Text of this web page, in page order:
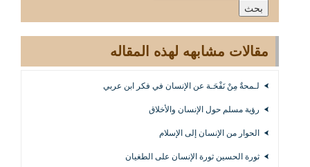
مقالات مشابهه لهذه المقاله
لـمحةٌ مِنْ نَفْحَـة عن الإنسان في فكر ابن عربي
رؤية مسلم حول الإنسان والأخلاق
الحوار من الإنسان إلى الإسلام
ثورة الحسين ثورة الإنسان على الطغيان